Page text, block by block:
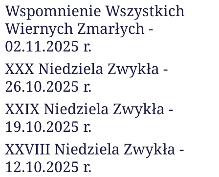
Wspomnienie Wszystkich
Wiernych Zmarłych -
02.11.2025 r.
XXX Niedziela Zwykła -
26.10.2025 r.
XXIX Niedziela Zwykła -
19.10.2025 r.
XXVIII Niedziela Zwykła -
12.10.2025 r.